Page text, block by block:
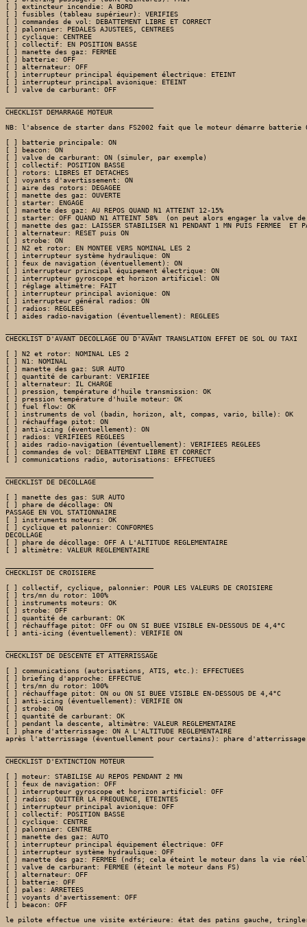
[ ] extincteur incendie: A BORD
[ ] fusibles (tableau supérieur): VERIFIES
[ ] commandes de vol: DEBATTEMENT LIBRE ET CORRECT
[ ] palonnier: PEDALES AJUSTEES, CENTREES
[ ] cyclique: CENTREE
[ ] collectif: EN POSITION BASSE
[ ] manette des gaz: FERMEE
[ ] batterie: OFF
[ ] alternateur: OFF
[ ] interrupteur principal équipement électrique: ETEINT
[ ] interrupteur principal avionique: ETEINT
[ ] valve de carburant: OFF
CHECKLIST DEMARRAGE MOTEUR
NB: l'absence de starter dans FS2002 fait que le moteur démarre batterie
[ ] batterie principale: ON
[ ] beacon: ON
[ ] valve de carburant: ON (simuler, par exemple)
[ ] collectif: POSITION BASSE
[ ] rotors: LIBRES ET DETACHES
[ ] voyants d'avertissement: ON
[ ] aire des rotors: DEGAGEE
[ ] manette des gaz: OUVERTE
[ ] starter: ENGAGE
[ ] manette des gaz: AU REPOS QUAND N1 ATTEINT 12-15%
[ ] starter: OFF QUAND N1 ATTEINT 58%  (on peut alors engager la valve
[ ] manette des gaz: LAISSER STABILISER N1 PENDANT 1 MN PUIS FERMEE  ET
[ ] alternateur: RESET puis ON
[ ] strobe: ON
[ ] N2 et rotor: EN MONTEE VERS NOMINAL LES 2
[ ] interrupteur système hydraulique: ON
[ ] feux de navigation (éventuellement): ON
[ ] interrupteur principal équipement électrique: ON
[ ] interrupteur gyroscope et horizon artificiel: ON
[ ] réglage altimètre: FAIT
[ ] interrupteur principal avionique: ON
[ ] interrupteur général radios: ON
[ ] radios: REGLEES
[ ] aides radio-navigation (éventuellement): REGLEES
CHECKLIST D'AVANT DECOLLAGE OU D'AVANT TRANSLATION EFFET DE SOL OU TAXI
[ ] N2 et rotor: NOMINAL LES 2
[ ] N1: NOMINAL
[ ] manette des gaz: SUR AUTO
[ ] quantité de carburant: VERIFIEE
[ ] alternateur: IL CHARGE
[ ] pression, température d'huile transmission: OK
[ ] pression température d'huile moteur: OK
[ ] fuel flow: OK
[ ] instruments de vol (badin, horizon, alt, compas, vario, bille): OK
[ ] réchauffage pitot: ON
[ ] anti-icing (éventuellement): ON
[ ] radios: VERIFIEES REGLEES
[ ] aides radio-navigation (éventuellement): VERIFIEES REGLEES
[ ] commandes de vol: DEBATTEMENT LIBRE ET CORRECT
[ ] communications radio, autorisations: EFFECTUEES
CHECKLIST DE DECOLLAGE
[ ] manette des gas: SUR AUTO
[ ] phare de décollage: ON
PASSAGE EN VOL STATIONNAIRE
[ ] instruments moteurs: OK
[ ] cyclique et palonnier: CONFORMES
DECOLLAGE
[ ] phare de décollage: OFF A L'ALTITUDE REGLEMENTAIRE
[ ] altimètre: VALEUR REGLEMENTAIRE
CHECKLIST DE CROISIERE
[ ] collectif, cyclique, palonnier: POUR LES VALEURS DE CROISIERE
[ ] trs/mn du rotor: 100%
[ ] instruments moteurs: OK
[ ] strobe: OFF
[ ] quantité de carburant: OK
[ ] réchauffage pitot: OFF ou ON SI BUEE VISIBLE EN-DESSOUS DE 4,4°C
[ ] anti-icing (éventuellement): VERIFIE ON
CHECKLIST DE DESCENTE ET ATTERRISSAGE
[ ] communications (autorisations, ATIS, etc.): EFFECTUEES
[ ] briefing d'approche: EFFECTUE
[ ] trs/mn du rotor: 100%
[ ] réchauffage pitot: ON ou ON SI BUEE VISIBLE EN-DESSOUS DE 4,4°C
[ ] anti-icing (éventuellement): VERIFIE ON
[ ] strobe: ON
[ ] quantité de carburant: OK
[ ] pendant la descente, altimètre: VALEUR REGLEMENTAIRE
[ ] phare d'atterrissage: ON A L'ALTITUDE REGLEMENTAIRE
après l'atterrissage (éventuellement pour certains): phare d'atterrissage
CHECKLIST D'EXTINCTION MOTEUR
[ ] moteur: STABILISE AU REPOS PENDANT 2 MN
[ ] feux de navigation: OFF
[ ] interrupteur gyroscope et horizon artificiel: OFF
[ ] radios: QUITTER LA FREQUENCE, ETEINTES
[ ] interrupteur principal avionique: OFF
[ ] collectif: POSITION BASSE
[ ] cyclique: CENTRE
[ ] palonnier: CENTRE
[ ] manette des gaz: AUTO
[ ] interrupteur principal équipement électrique: OFF
[ ] interrupteur système hydraulique: OFF
[ ] manette des gaz: FERMEE (ndfs; cela éteint le moteur dans la vie
[ ] valve de carburant: FERMEE (éteint le moteur dans FS)
[ ] alternateur: OFF
[ ] batterie: OFF
[ ] pales: ARRETEES
[ ] voyants d'avertissement: OFF
[ ] beacon: OFF